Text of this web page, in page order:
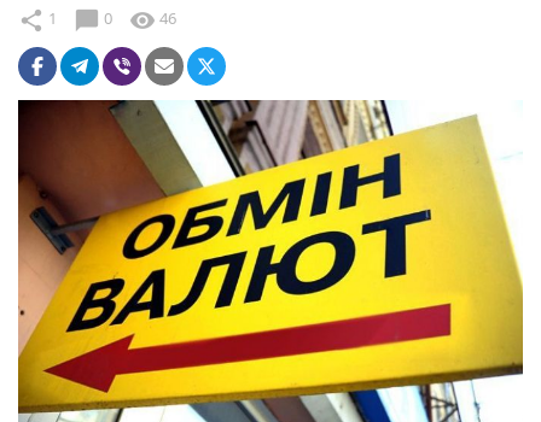
share 1 chat_bubble 0 visibility 46